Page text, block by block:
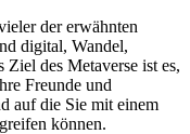
der erwähnten
digital, Wandel,
des Metaverse ist es,
Freunde und
auf die Sie mit einem
können.